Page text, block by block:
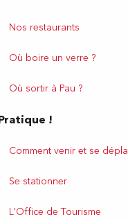
Nos restaurants
Où boire un verre ?
Où sortir à Pau ?
!
Comment venir et se
Se stationner
L'Office de Tourisme
Pau